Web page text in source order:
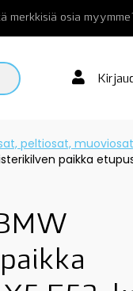
merkkisiä osia
peltiosat,
paikka